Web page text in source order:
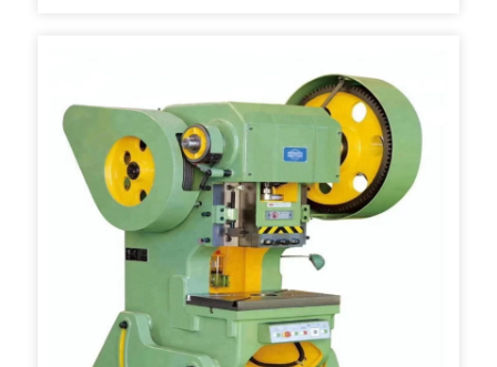
adoptar rodamientos en lugar del rodamiento deslizante de uso
común (cobre...